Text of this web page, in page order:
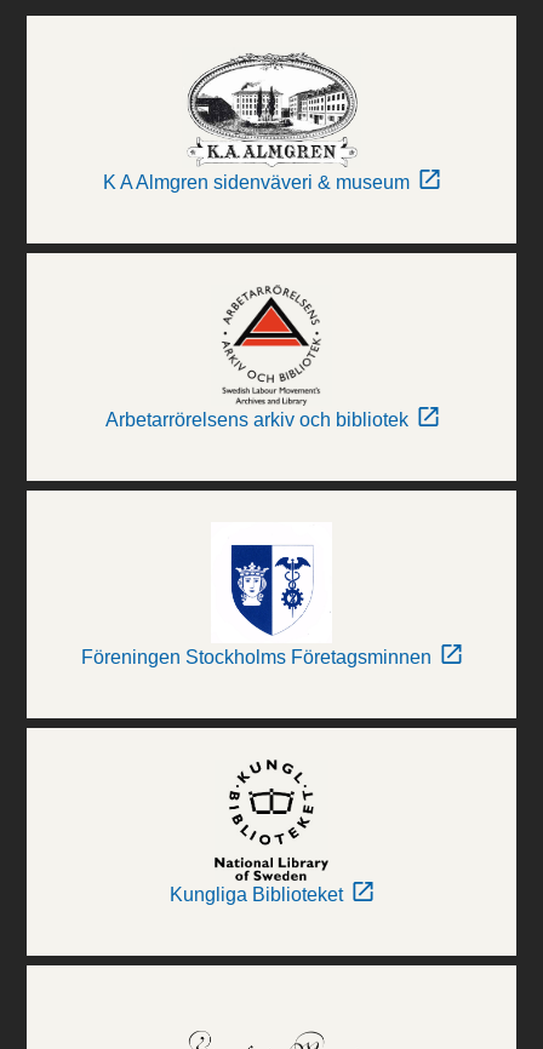
K A Almgren sidenväveri & museum
Arbetarrörelsens arkiv och bibliotek
Föreningen Stockholms Företagsminnen
Kungliga Biblioteket